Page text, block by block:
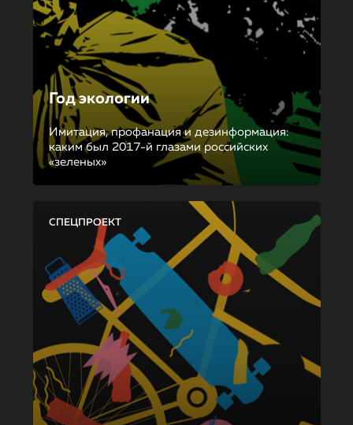
Год экологии
Имитация, профанация и дезинформация:
каким был 2017-й глазами российских
«зеленых»
СПЕЦПРОЕКТ